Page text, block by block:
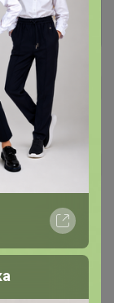
уже получил заказ!